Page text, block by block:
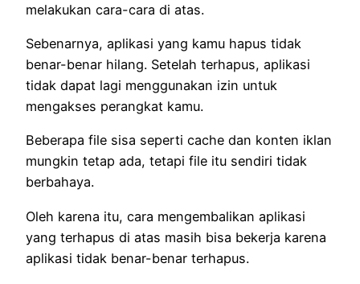
melakukan cara-cara di atas.
Sebenarnya, aplikasi yang kamu hapus tidak
benar-benar hilang. Setelah terhapus, aplikasi
tidak dapat lagi menggunakan izin untuk
mengakses perangkat kamu.
Beberapa file sisa seperti cache dan konten iklan
mungkin tetap ada, tetapi file itu sendiri tidak
berbahaya.
Oleh karena itu, cara mengembalikan aplikasi
yang terhapus di atas masih bisa bekerja karena
aplikasi tidak benar-benar terhapus.